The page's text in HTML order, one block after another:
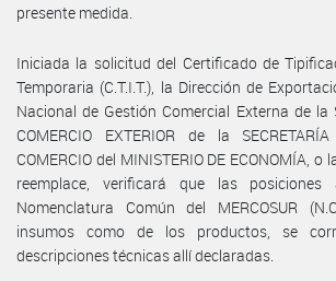
presente medida.
Iniciada la solicitud del Certificado de
Temporaria (C.T.I.T.), la Dirección de
Nacional de Gestión Comercial Externa de la
COMERCIO EXTERIOR de la
COMERCIO del MINISTERIO DE ECONOMÍA,
reemplace, verificará que las
Nomenclatura Común del MERCOSUR
insumos como de los productos, se
descripciones técnicas allí declaradas.